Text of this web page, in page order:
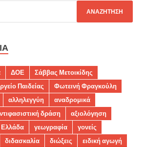
ΔΟΕ
Σάββας Μετοικίδης
Παιδείας
Φωτεινή Φραγκούλη
αλληλεγγύη
αναδρομικά
δράση
αξιολόγηση
Ελλάδα γεωγραφία
γονείς
διδασκαλία διώξεις
ειδική αγωγή